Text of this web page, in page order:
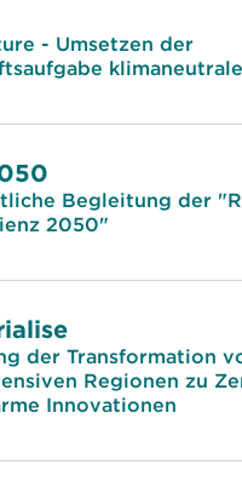
- Umsetzen der
Begleitung der
2050"
der Transformation
Regionen zu
Innovationen